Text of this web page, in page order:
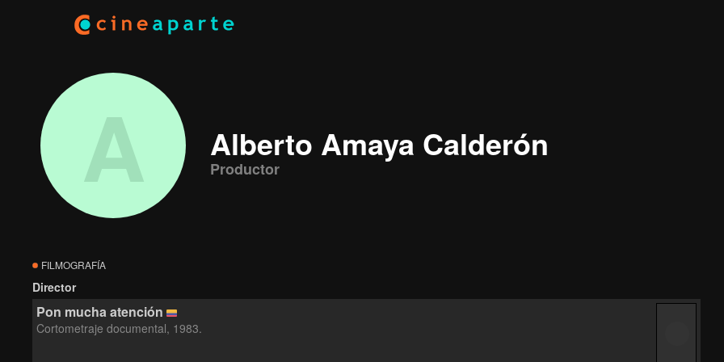
A Alberto Amaya Calderón
Productor
FILMOGRAFÍA
Director
Pon mucha atención
Cortometraje documental, 1983.